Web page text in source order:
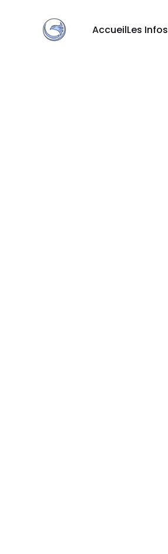
AccueilLes Infos